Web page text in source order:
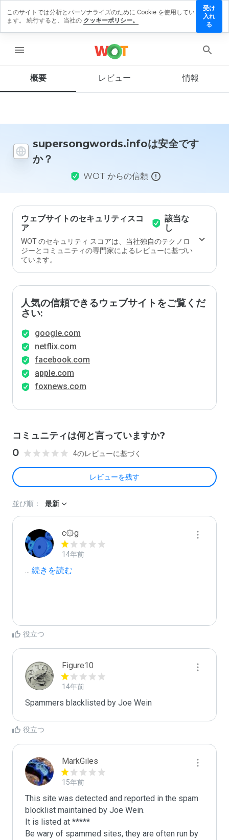
menu
概要 レビュー 情報
supersongwords.infoは安全です
か？
WOT からの信頼
ウェブサイトのセキュリティスコ
ア
該当な
し
WOT のセキュリティ スコアは、当社独自のテクノロ
ジーとコミュニティの専門家によるレビューに基づい
ています。
人気の信頼できるウェブサイトをご覧くだ
さい:
google.com
netflix.com
facebook.com
apple.com
foxnews.com
コミュニティは何と言っていますか?
0 4のレビューに基づく
レビューを残す
ーを残す
ウェ
を1
間
で、
ます
か？
並び順： 最新
c۞g
14年前
... 続きを読む
役立つ
Figure10
14年前
Spammers blacklisted by Joe Wein
役立つ
MarkGiles
15年前
This site was detected and reported in the spam
blocklist maintained by Joe Wein.
It is listed at *****
Be wary of spammed sites, they are often run by
このサイトでは分析とパーソナライズのために Cookie を使用してい
ます。 続行すると、当社の クッキーポリシー。
受け
入れ
る